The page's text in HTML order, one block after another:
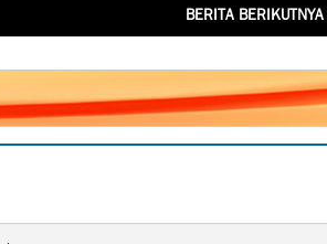
BERITA BERIKUTNYA